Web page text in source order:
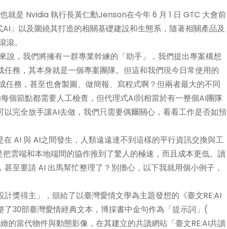
就是 Nvidia 執行長黃仁勳Jenson在今年 6 月 1 日 GTC 大會前
」以及圍繞其打造的相關基礎建設和生態系，隨著相關產品及
。
，我們將擁有一群專業幹練的「助手」，我們提出專案構想
務，其本身就是一個專案團隊。但這和我們現今日常使用的
務，甚至也會製圖、做簡報、寫程式啊？但兩者最大的不同
個節點都需要人工檢查，但代理式AI則相當於有一整個AI團隊
完全放手讓AI去做，我們只需要偶爾關心，看看工作是否如預
AI 與 AI之間發生，人類遠遠達不到這樣的平行資訊交換與工
雲端和本地端間的協作推到了驚人的極速，而且成本更低。讀
至要請 AI 出馬幫忙整理了？別擔心，以下我就用個小例子，
獎得主」，頒給了以臺灣愛情文學為主題發想的《臺文RE:AI
30部臺灣愛情經典文本，博採書中金句作為「提示詞」(
當代物件與動態影像，在其建立的共讀網站「臺文RE:AI共讀